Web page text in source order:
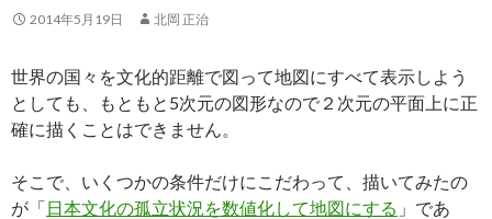
2014年5月19日 北岡 正治
世界の国々を文化的距離で図って地図にすべて表示しよう
としても、もともと5次元の図形なので２次元の平面上に正
確に描くことはできません。
そこで、いくつかの条件だけにこだわって、描いてみたの
が「日本文化の孤立状況を数値化して地図にする 」であ